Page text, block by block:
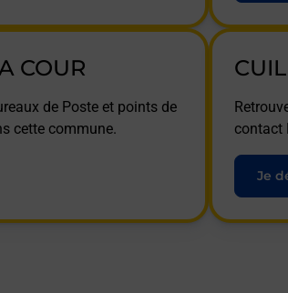
COUR
de Poste et points de
cette commune.
contact
Je